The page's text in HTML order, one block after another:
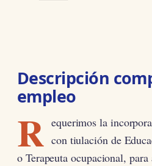
Descripción
empleo
R equerimos la
con tiulación de
o Terapeuta ocupacional,